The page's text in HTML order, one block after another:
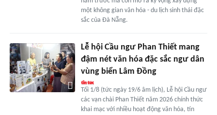
một không gian văn hóa - du lịch sinh thái đặc
sắc của Đà Nẵng.
Lễ hội Cầu ngư Phan Thiết mang
đậm nét văn hóa đặc sắc ngư dân
vùng biển Lâm Đồng
Tối 1/8 (tức ngày 19/6 âm lịch), Lễ hội Cầu ngư
các vạn chài Phan Thiết năm 2026 chính thức
khai mạc với nhiều hoạt động văn hóa, tín